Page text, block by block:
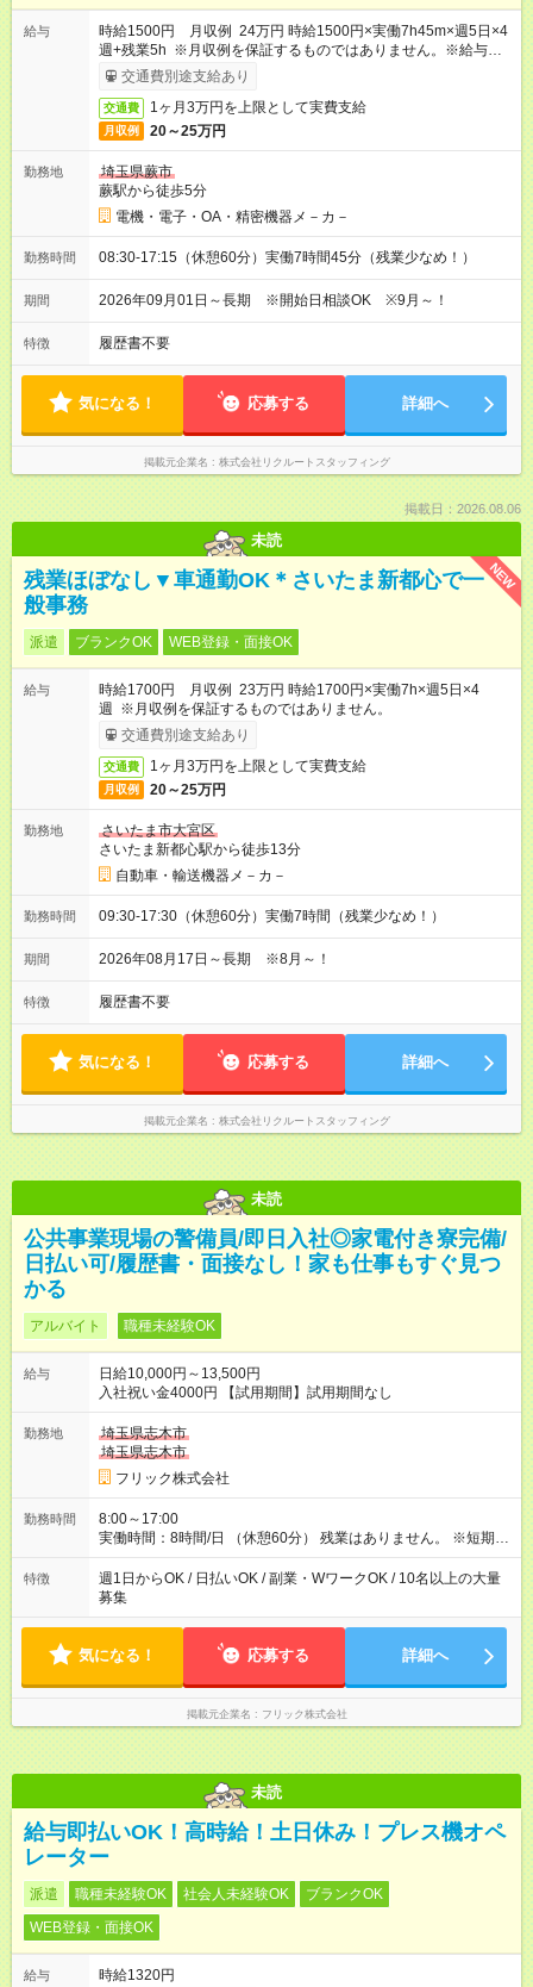
給与
時給1500円 月収例 24万円 時給1500円×実働7h45m×週5日×4
週+残業5h ※月収例を保証するものではありません。※給与即受
取りサービス利用可（利用条件有）
交通費別途支給あり
交通費 1ヶ月3万円を上限として実費支給
月収例 20～25万円
勤務地
埼玉県蕨市
蕨駅から徒歩5分
電機・電子・OA・精密機器メ－カ－
勤務時間 08:30-17:15（休憩60分）実働7時間45分（残業少なめ！）
期間 2026年09月01日～長期 ※開始日相談OK ※9月～！
特徴 履歴書不要
気になる！ 応募する 詳細へ
掲載元企業名 株式会社リクルートスタッフィング
掲載日：2026.08.06
未読
NEW
残業ほぼなし▼車通勤OK＊さいたま新都心で一
般事務
派遣 ブランクOK WEB登録・面接OK
給与
時給1700円 月収例 23万円 時給1700円×実働7h×週5日×4
週 ※月収例を保証するものではありません。
交通費別途支給あり
交通費 1ヶ月3万円を上限として実費支給
月収例 20～25万円
勤務地
さいたま市大宮区
さいたま新都心駅から徒歩13分
自動車・輸送機器メ－カ－
勤務時間 09:30-17:30（休憩60分）実働7時間（残業少なめ！）
期間 2026年08月17日～長期 ※8月～！
特徴 履歴書不要
気になる！ 応募する 詳細へ
掲載元企業名 株式会社リクルートスタッフィング
未読
公共事業現場の警備員/即日入社◎家電付き寮完備/
日払い可/履歴書・面接なし！家も仕事もすぐ見つ
かる
アルバイト 職種未経験OK
給与
日給10,000円～13,500円
入社祝い金4000円 【試用期間】試用期間なし
勤務地
埼玉県志木市
埼玉県志木市
フリック株式会社
勤務時間
8:00～17:00
実働時間：8時間/日 （休憩60分） 残業はありません。 ※短期の
募集は行っておりません。予めご了承くださいませ。
特徴
週1日からOK / 日払いOK / 副業・WワークOK / 10名以上の大量
募集
気になる！ 応募する 詳細へ
掲載元企業名 フリック株式会社
未読
給与即払いOK！高時給！土日休み！プレス機オペ
レーター
派遣 職種未経験OK 社会人未経験OK
ブランクOK
WEB登録・面接OK
給与
時給1320円